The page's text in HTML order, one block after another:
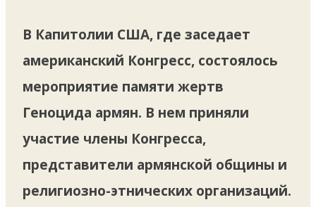
В Капитолии США, где заседает
американский Конгресс, состоялось
мероприятие памяти жертв
Геноцида армян. В нем приняли
участие члены Конгресса,
представители армянской общины и
религиозно-этнических организаций.